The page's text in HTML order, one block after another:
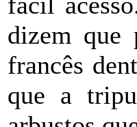
dizem que
francês
que a